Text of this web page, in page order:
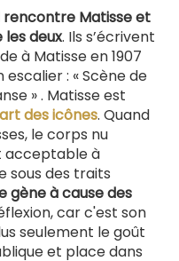
rencontre Matisse et
deux. Ils s’écrivent
à Matisse en 1907
: « Scène de
» . Matisse est
des icônes. Quand
le corps nu
acceptable à
sous des traits
gène à cause des
car c'est son
seulement le goût
et place dans